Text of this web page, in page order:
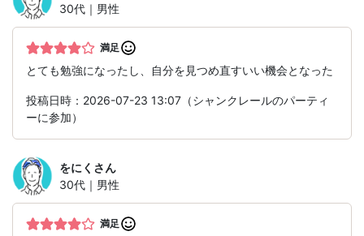
30代｜男性
満足
とても勉強になったし、自分を見つめ直すいい機会となった
投稿日時：2026-07-23 13:07（シャンクレールのパーティ
ーに参加）
をにく さん
30代｜男性
満足